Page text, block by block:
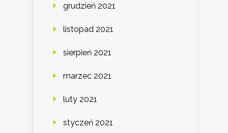
grudzień 2021
listopad 2021
sierpień 2021
marzec 2021
luty 2021
styczeń 2021